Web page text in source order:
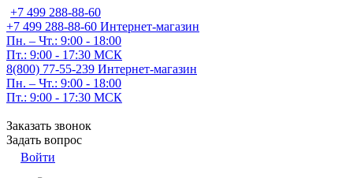
+7 499 288-88-60
+7 499 288-88-60 Интернет-магазин
Пн. – Чт.: 9:00 - 18:00
Пт.: 9:00 - 17:30 МСК
8(800) 77-55-239 Интернет-магазин
Пн. – Чт.: 9:00 - 18:00
Пт.: 9:00 - 17:30 МСК
Заказать звонок
Задать вопрос
Войти